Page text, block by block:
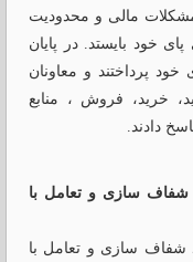
مالی و محدودیت
خود بایستد. در پایان
پرداختند و معاونان
خرید، فروش ، منابع
دادند.
شفاف‌ سازی و تعامل با
شفاف‌ سازی و تعامل با